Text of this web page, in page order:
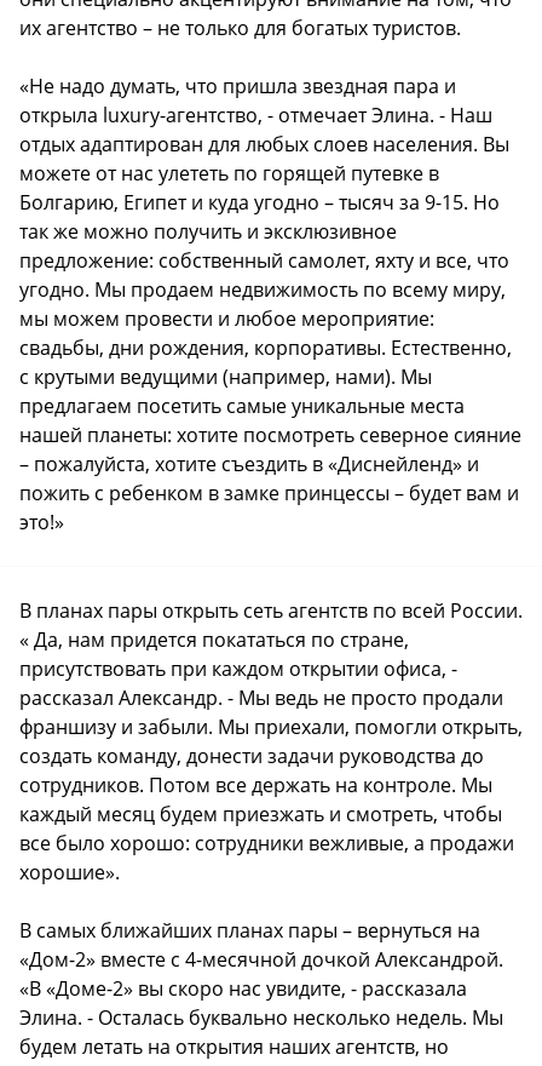
их агентство – не только для богатых туристов.
«Не надо думать, что пришла звездная пара и
открыла luxury-агентство, - отмечает Элина. - Наш
отдых адаптирован для любых слоев населения. Вы
можете от нас улететь по горящей путевке в
Болгарию, Египет и куда угодно – тысяч за 9-15. Но
так же можно получить и эксклюзивное
предложение: собственный самолет, яхту и все, что
угодно. Мы продаем недвижимость по всему миру,
мы можем провести и любое мероприятие:
свадьбы, дни рождения, корпоративы. Естественно,
с крутыми ведущими (например, нами). Мы
предлагаем посетить самые уникальные места
нашей планеты: хотите посмотреть северное сияние
– пожалуйста, хотите съездить в «Диснейленд» и
пожить с ребенком в замке принцессы – будет вам и
это!»
В планах пары открыть сеть агентств по всей России.
« Да, нам придется покататься по стране,
присутствовать при каждом открытии офиса, -
рассказал Александр. - Мы ведь не просто продали
франшизу и забыли. Мы приехали, помогли открыть,
создать команду, донести задачи руководства до
сотрудников. Потом все держать на контроле. Мы
каждый месяц будем приезжать и смотреть, чтобы
все было хорошо: сотрудники вежливые, а продажи
хорошие».
В самых ближайших планах пары – вернуться на
«Дом-2» вместе с 4-месячной дочкой Александрой.
«В «Доме-2» вы скоро нас увидите, - рассказала
Элина. - Осталась буквально несколько недель. Мы
будем летать на открытия наших агентств, но